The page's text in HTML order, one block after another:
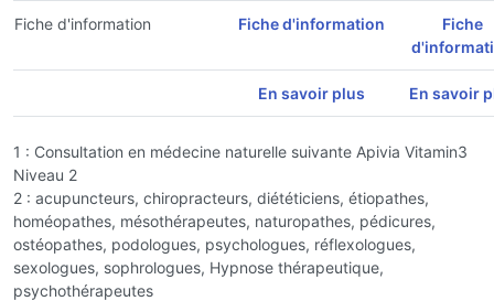
Fiche d'information Fiche d'information
Fiche
En savoir plus En savoir
1 : Consultation en médecine naturelle suivante Apivia Vitamin3
Niveau 2
2 : acupuncteurs, chiropracteurs, diététiciens, étiopathes,
homéopathes, mésothérapeutes, naturopathes, pédicures,
ostéopathes, podologues, psychologues, réflexologues,
sexologues, sophrologues, Hypnose thérapeutique,
psychothérapeutes